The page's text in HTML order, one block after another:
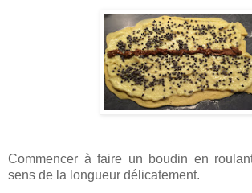
Commencer à faire un boudin en
sens de la longueur délicatement.